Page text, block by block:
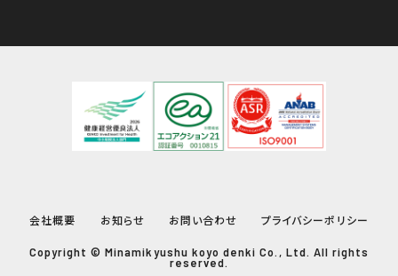
会社概要 お知らせ お問い合わせ プライバシーポリシー
Copyright © Minamikyushu koyo denki Co., Ltd. All rights
reserved.